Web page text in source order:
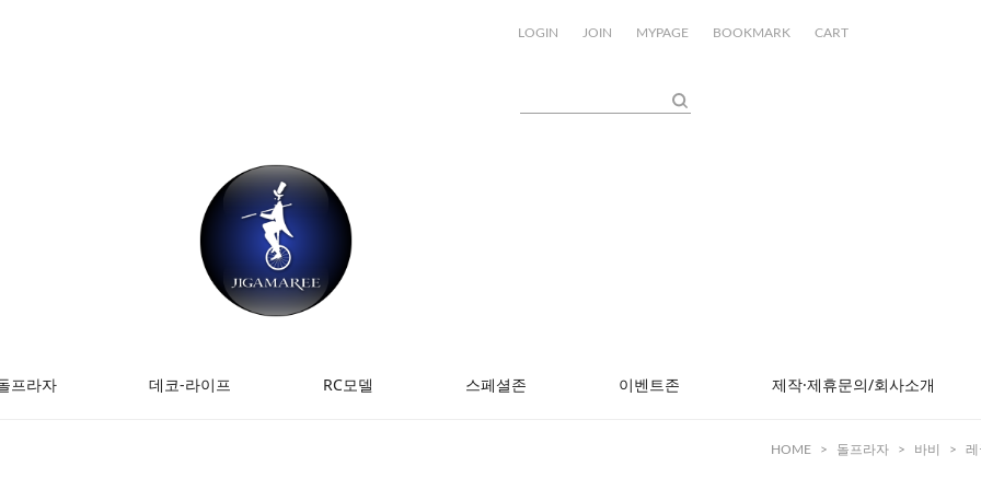
LOGIN JOIN MYPAGE BOOKMARK CART
프라자 데코-라이프 RC모델 스페셜존 이벤트존 제작·제휴문의/회사소개
HOME > 돌프라자 > 바비 > 레